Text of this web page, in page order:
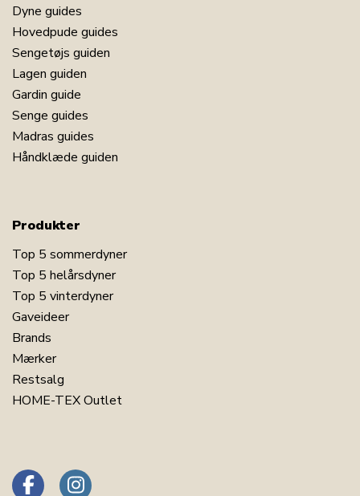
Dyne guides
Hovedpude guides
Sengetøjs guiden
Lagen guiden
Gardin guide
Senge guides
Madras guides
Håndklæde guiden
Produkter
Top 5 sommerdyner
Top 5 helårsdyner
Top 5 vinterdyner
Gaveideer
Brands
Mærker
Restsalg
HOME-TEX Outlet